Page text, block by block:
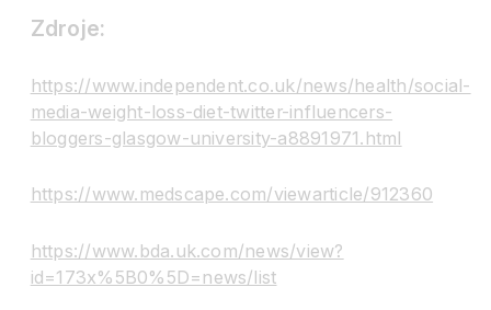
Zdroje:
https://www.independent.co.uk/news/health/social-
media-weight-loss-diet-twitter-influencers-
bloggers-glasgow-university-a8891971.html
https://www.medscape.com/viewarticle/912360
https://www.bda.uk.com/news/view?
id=173x%5B0%5D=news/list